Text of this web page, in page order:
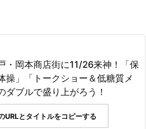
・岡本商店街に11/26来神！「保
操」「トークショー＆低糖質メ
ダブルで盛り上がろう！
URLとタイトルをコピーする